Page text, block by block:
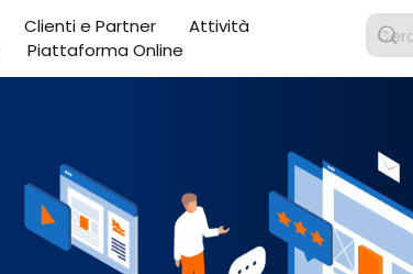
Clienti e Partner
Attività
Piattaforma Online